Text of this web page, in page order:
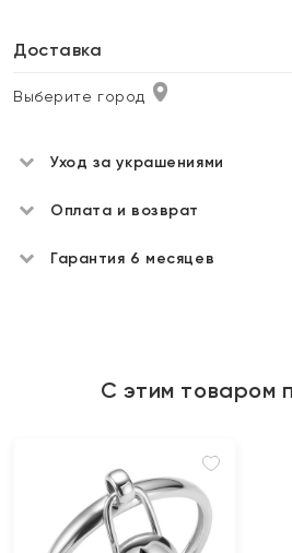
Доставка
Выберите город
Уход за украшениями
Оплата и возврат
Гарантия 6 месяцев
С этим товаром